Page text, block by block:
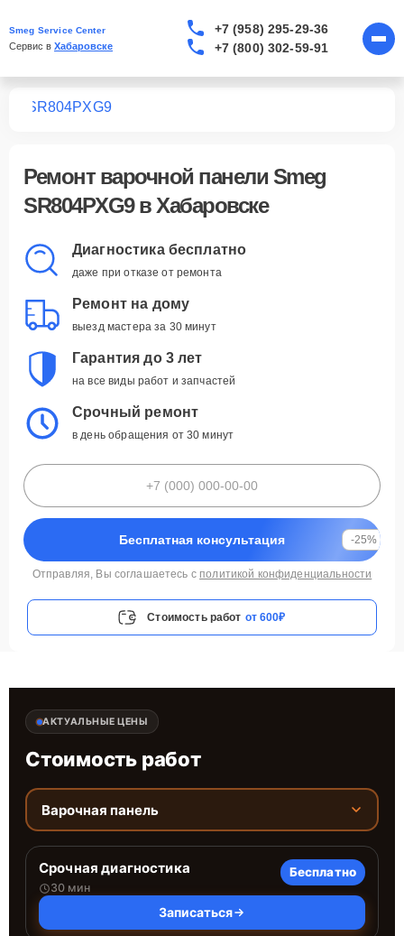
Smeg Service Center
Сервис в Хабаровске
+7 (958) 295-29-36
+7 (800) 302-59-91
SR804PXG9
Ремонт варочной панели Smeg
SR804PXG9в Хабаровске
Диагностика бесплатно
даже при отказе от ремонта
Ремонт на дому
выезд мастера за 30 минут
Гарантия до 3 лет
на все виды работ и запчастей
Срочный ремонт
в день обращения от 30 минут
Бесплатная консультация -25%
Отправляя, Вы соглашаетесь с политикой конфиденциальности
Стоимость работ от 600₽
АКТУАЛЬНЫЕ ЦЕНЫ
Стоимость работ
Варочная панель
Срочная диагностика
30 мин
Бесплатно
Записаться